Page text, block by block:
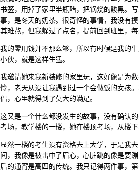
书签，用掉了家里半瓶醋，把锅烧的黢黑。
事，是冬天的奶茶。很奇怪的事情，我没有
其难熬，但我躲过了点名，提前回到班里，
我的零用钱并不那么够，所以有时候是我的
小伙，就是这样生猛。
我邀请她来我新装修的家里玩，这好像是为
怜，老天从没让我遇到过一个会做饭的女孩
侣，心里就得到了莫大的满足。
这又是一个什么都没发生的故事，没有确认
考场，教学楼的一楼，她在楼顶考场，从楼下
显然一楼的考生没有资格去上大学，于是我
间，我像是被击中了眉心，心脏跳的像是要
后的通宵是高四的传统。我只记得两件事，